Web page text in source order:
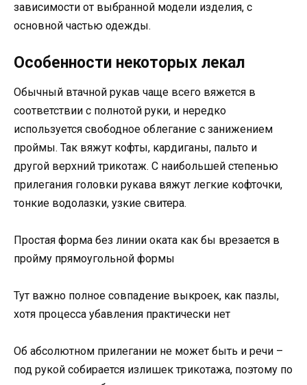
зависимости от выбранной модели изделия, с
основной частью одежды.
Особенности некоторых лекал
Обычный втачной рукав чаще всего вяжется в
соответствии с полнотой руки, и нередко
используется свободное облегание с занижением
проймы. Так вяжут кофты, кардиганы, пальто и
другой верхний трикотаж. С наибольшей степенью
прилегания головки рукава вяжут легкие кофточки,
тонкие водолазки, узкие свитера.
Простая форма без линии оката как бы врезается в
пройму прямоугольной формы
Тут важно полное совпадение выкроек, как пазлы,
хотя процесса убавления практически нет
Об абсолютном прилегании не может быть и речи –
под рукой собирается излишек трикотажа, поэтому по